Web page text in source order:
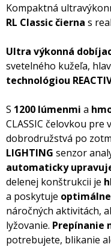
Kompaktná
RL Classic čierna s
Ultra výkonná
svetelného kužeľa,
technológiou
S 1200 lúmenmi a
CLASSIC čelovkou
dobrodružstvá po
LIGHTING senzor
automaticky
delenej konštrukcii je
a poskytuje
náročných aktivitách,
lyžovanie. Prepínanie
potrebujete, blikanie